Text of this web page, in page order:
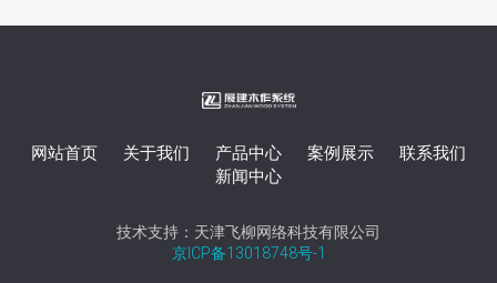
网站首页 关于我们 产品中心 案例展示
联系我们
新闻中心
技术支持：天津飞柳网络科技有限公司
京ICP备13018748号-1